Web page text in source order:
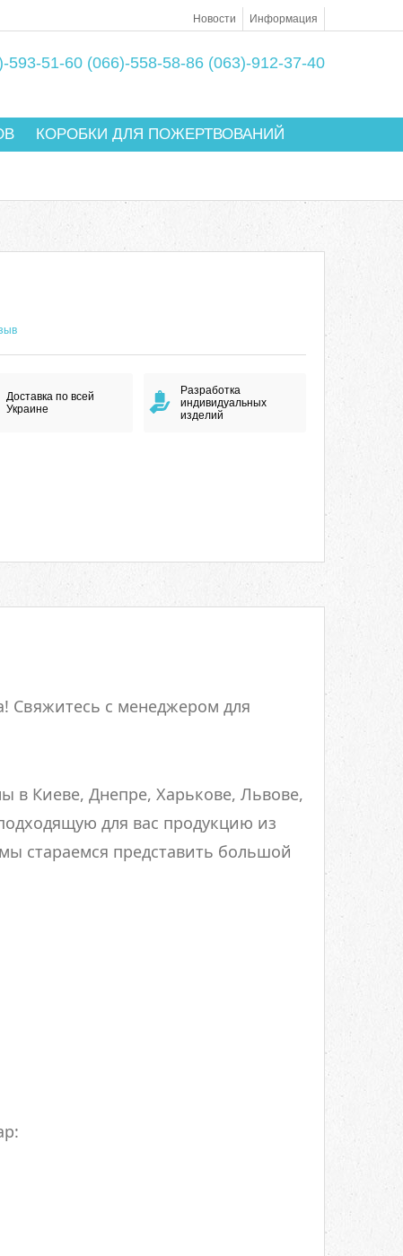
Информация
Новости
593-51-60 (066)-558-58-86 (063)-912-37-40
КОРОБКИ ДЛЯ ПОЖЕРТВОВАНИЙ
Доставка по всей
Украине
Разработка
индивидуальных
изделий
Свяжитесь с менеджером для
в Киеве, Днепре, Харькове, Львове,
для вас продукцию из
стараемся представить большой